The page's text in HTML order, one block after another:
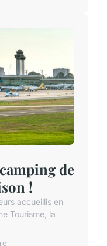
de
!
accueillis en
Tourisme, la